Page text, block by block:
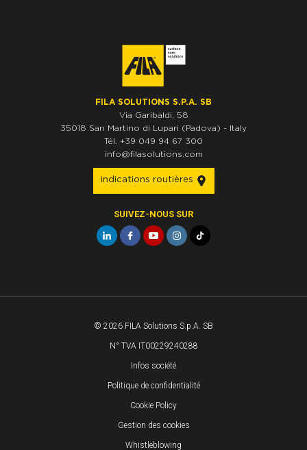
FILA SOLUTIONS S.P.A. SB
Via Garibaldi, 58
35018 San Martino di Lupari (Padova) - Italy
Tél. +39 049 94 67 300
info@filasolutions.com
indications routières
SUIVEZ-NOUS SUR
© 2026 FILA Solutions S.p.A. SB
N° TVA IT00229240288
Infos société
Politique de confidentialité
Cookie Policy
Gestion des cookies
Whistleblowing